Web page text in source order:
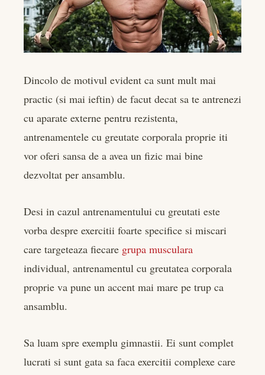
Dincolo de motivul evident ca sunt mult mai
practic (si mai ieftin) de facut decat sa te antrenezi
cu aparate externe pentru rezistenta,
antrenamentele cu greutate corporala proprie iti
vor oferi sansa de a avea un fizic mai bine
dezvoltat per ansamblu.
Desi in cazul antrenamentului cu greutati este
vorba despre exercitii foarte specifice si miscari
care targeteaza fiecare grupa musculara
individual, antrenamentul cu greutatea corporala
proprie va pune un accent mai mare pe trup ca
ansamblu.
Sa luam spre exemplu gimnastii. Ei sunt complet
lucrati si sunt gata sa faca exercitii complexe care